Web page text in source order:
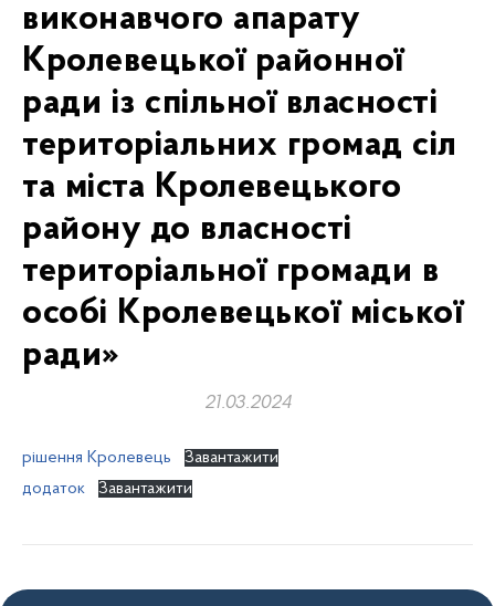
виконавчого апарату
Кролевецької районної
ради із спільної власності
територіальних громад сіл
та міста Кролевецького
району до власності
територіальної громади в
особі Кролевецької міської
ради»
21.03.2024
рішення Кролевець
Завантажити
додаток
Завантажити